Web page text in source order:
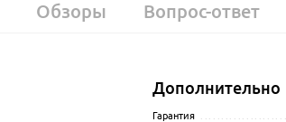
Обзоры Вопрос-ответ
Дополнительно
Гарантия